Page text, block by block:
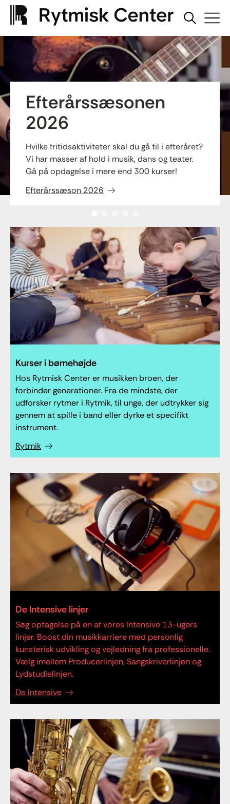
Efterårssæsonen
2026
Hvilke fritidsaktiviteter skal du gå til i efteråret?
Vi har masser af hold i musik, dans og teater.
Gå på opdagelse i mere end 300 kurser!
Efterårssæson 2026
Kurser i børnehøjde
Hos Rytmisk Center er musikken broen, der
forbinder generationer. Fra de mindste, der
udforsker rytmer i Rytmik, til unge, der udtrykker sig
gennem at spille i band eller dyrke et specifikt
instrument.
Rytmik
De Intensive linjer
Søg optagelse på en af vores Intensive 13-ugers
linjer. Boost din musikkarriere med personlig
kunsterisk udvikling og vejledning fra professionelle.
Vælg imellem Producerlinjen, Sangskriverlinjen og
Lydstudielinjen.
De Intensive